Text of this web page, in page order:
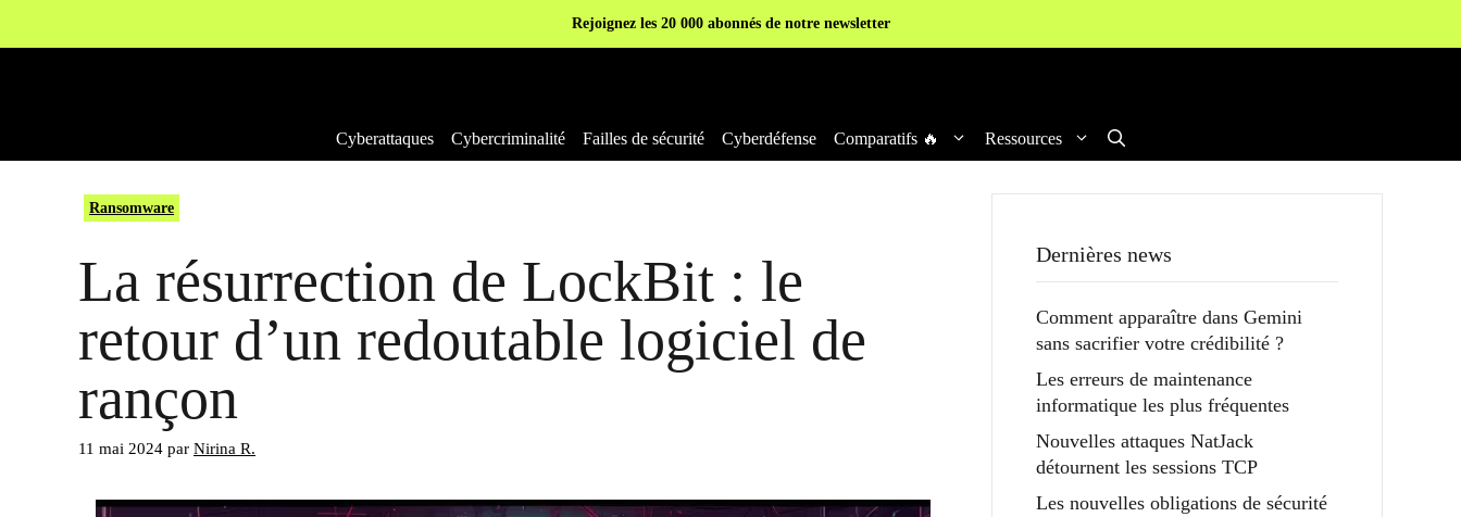
Rejoignez les 20 000 abonnés de notre newsletter
Cyberattaques Cybercriminalité Failles de sécurité Cyberdéfense Comparatifs 🔥 Ressources
Ransomware
La résurrection de LockBit : le
retour d’un redoutable logiciel de
rançon
11 mai 2024 par Nirina R.
Dernières news
Comment apparaître dans Gemini
sans sacrifier votre crédibilité ?
Les erreurs de maintenance
informatique les plus fréquentes
Nouvelles attaques NatJack
détournent les sessions TCP
Les nouvelles obligations de sécurité